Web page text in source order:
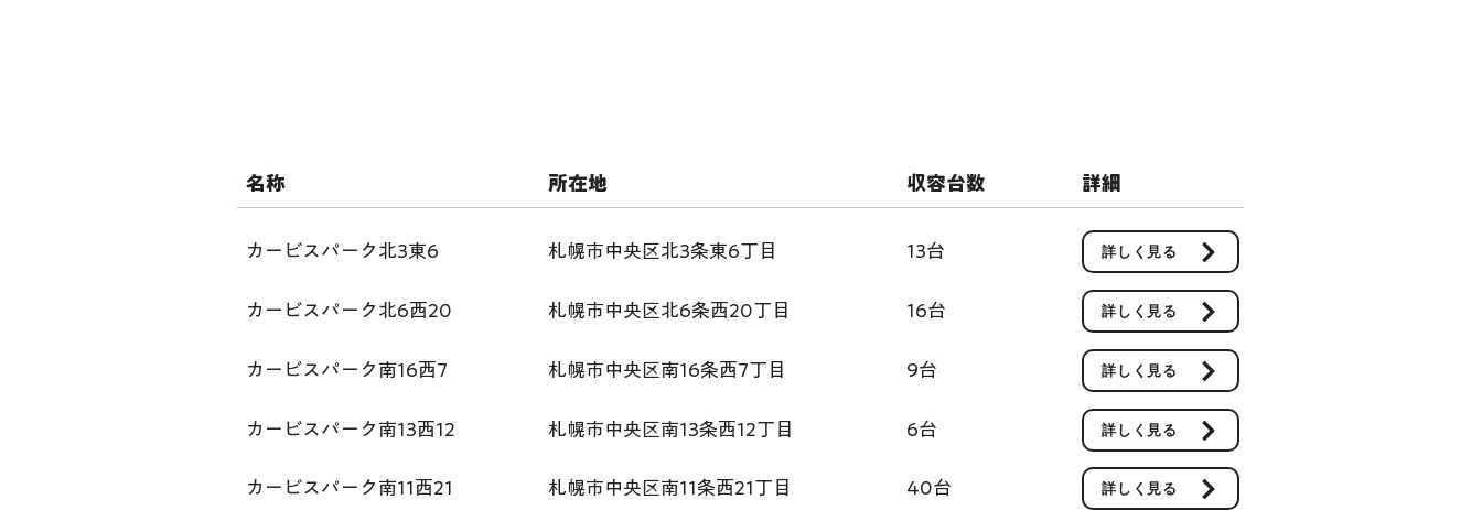
名称 ​所在地 ​収容台数 ​詳細
カービスパーク北3東6 札幌市中央区北3条東6丁目 13台 詳しく見る
カービスパーク北6西20 札幌市中央区北6条西20丁目 16台 詳しく見る
カービスパーク南16西7 札幌市中央区南16条西7丁目 9台 詳しく見る
カービスパーク南13西12 札幌市中央区南13条西12丁目 6台 詳しく見る
カービスパーク南11西21 札幌市中央区南11条西21丁目 40台 詳しく見る